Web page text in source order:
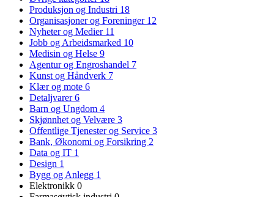
Produksjon og Industri 18
Organisasjoner og Foreninger 12
Nyheter og Medier 11
Jobb og Arbeidsmarked 10
Medisin og Helse 9
Agentur og Engroshandel 7
Kunst og Håndverk 7
Klær og mote 6
Detaljvarer6
Barn og Ungdom 4
Skjønnhet og Velvære 3
Offentlige Tjenester og Service 3
Bank, Økonomi og Forsikring 2
Data og IT 1
Design 1
Bygg og Anlegg 1
Elektronikk 0